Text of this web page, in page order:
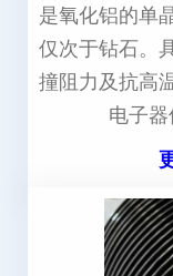
是氧化铝的单
仅次于钻石。
撞阻力及抗高
电子器